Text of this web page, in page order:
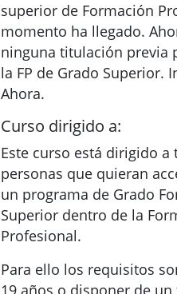
superior de Formación
momento ha llegado.
ninguna titulación previa
la FP de Grado Superior.
Ahora.
Curso dirigido a:
Este curso está dirigido a
personas que quieran
un programa de Grado
Superior dentro de la
Profesional.
Para ello los requisitos
19 años o disponer de